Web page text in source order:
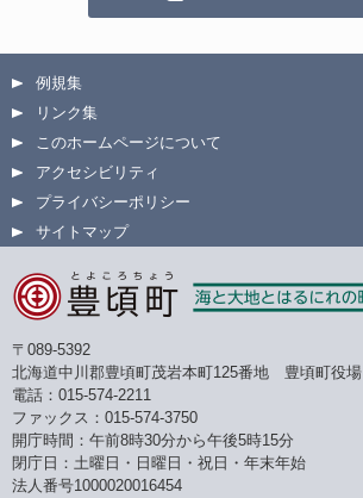
例規集
リンク集
このホームページについて
アクセシビリティ
プライバシーポリシー
サイトマップ
〒089-5392
北海道中川郡豊頃町茂岩本町125番地 豊頃町役場
電話：015-574-2211
ファックス：015-574-3750
開庁時間：午前8時30分から午後5時15分
閉庁日：土曜日・日曜日・祝日・年末年始
法人番号1000020016454